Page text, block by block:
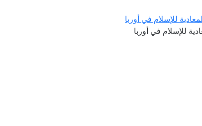
للإسلام في أوربا
للإسلام في أوربا